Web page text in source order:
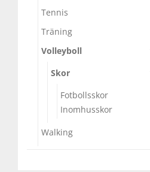
Sportswear
Squash
Träning
Tennis
Träning
Volleyboll
Skor
Fotbollsskor
Inomhusskor
Walking